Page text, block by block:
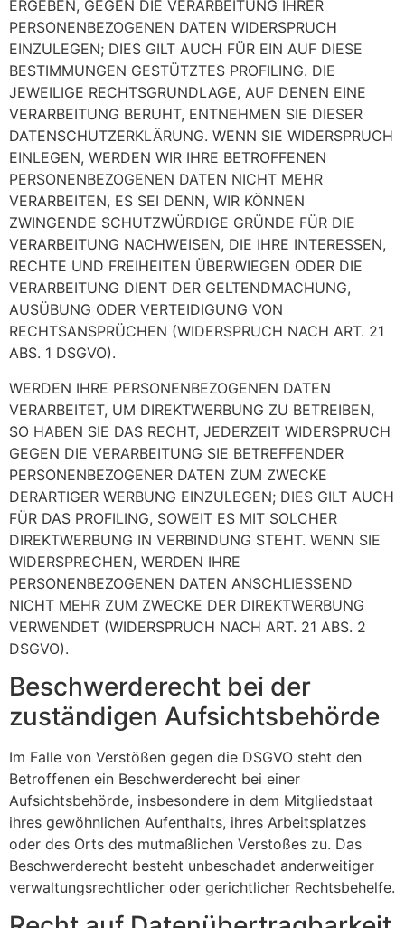
ERGEBEN, GEGEN DIE VERARBEITUNG IHRER
PERSONENBEZOGENEN DATEN WIDERSPRUCH
EINZULEGEN; DIES GILT AUCH FÜR EIN AUF DIESE
BESTIMMUNGEN GESTÜTZTES PROFILING. DIE
JEWEILIGE RECHTSGRUNDLAGE, AUF DENEN EINE
VERARBEITUNG BERUHT, ENTNEHMEN SIE DIESER
DATENSCHUTZERKLÄRUNG. WENN SIE WIDERSPRUCH
EINLEGEN, WERDEN WIR IHRE BETROFFENEN
PERSONENBEZOGENEN DATEN NICHT MEHR
VERARBEITEN, ES SEI DENN, WIR KÖNNEN
ZWINGENDE SCHUTZWÜRDIGE GRÜNDE FÜR DIE
VERARBEITUNG NACHWEISEN, DIE IHRE INTERESSEN,
RECHTE UND FREIHEITEN ÜBERWIEGEN ODER DIE
VERARBEITUNG DIENT DER GELTENDMACHUNG,
AUSÜBUNG ODER VERTEIDIGUNG VON
RECHTSANSPRÜCHEN (WIDERSPRUCH NACH ART. 21
ABS. 1 DSGVO).
WERDEN IHRE PERSONENBEZOGENEN DATEN
VERARBEITET, UM DIREKTWERBUNG ZU BETREIBEN,
SO HABEN SIE DAS RECHT, JEDERZEIT WIDERSPRUCH
GEGEN DIE VERARBEITUNG SIE BETREFFENDER
PERSONENBEZOGENER DATEN ZUM ZWECKE
DERARTIGER WERBUNG EINZULEGEN; DIES GILT AUCH
FÜR DAS PROFILING, SOWEIT ES MIT SOLCHER
DIREKTWERBUNG IN VERBINDUNG STEHT. WENN SIE
WIDERSPRECHEN, WERDEN IHRE
PERSONENBEZOGENEN DATEN ANSCHLIESSEND
NICHT MEHR ZUM ZWECKE DER DIREKTWERBUNG
VERWENDET (WIDERSPRUCH NACH ART. 21 ABS. 2
DSGVO).
Beschwerde­recht bei der
zuständigen Aufsichts­behörde
Im Falle von Verstößen gegen die DSGVO steht den
Betroffenen ein Beschwerderecht bei einer
Aufsichtsbehörde, insbesondere in dem Mitgliedstaat
ihres gewöhnlichen Aufenthalts, ihres Arbeitsplatzes
oder des Orts des mutmaßlichen Verstoßes zu. Das
Beschwerderecht besteht unbeschadet anderweitiger
verwaltungsrechtlicher oder gerichtlicher Rechtsbehelfe.